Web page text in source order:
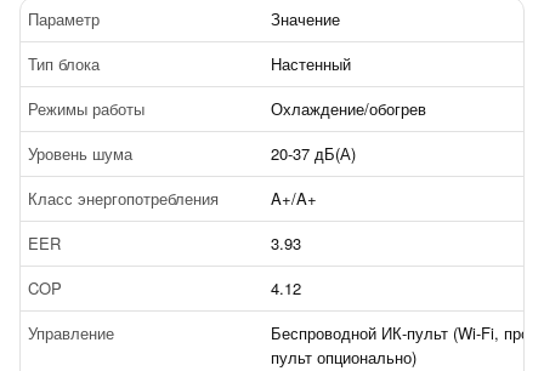
Параметр
Значение
Тип блока
Настенный
Режимы работы
Охлаждение/обогрев
Уровень шума
20-37 дБ(А)
Класс энергопотребления
A+/A+
EER
3.93
COP
4.12
Управление
Беспроводной ИК-пульт (Wi-Fi,
пульт опционально)